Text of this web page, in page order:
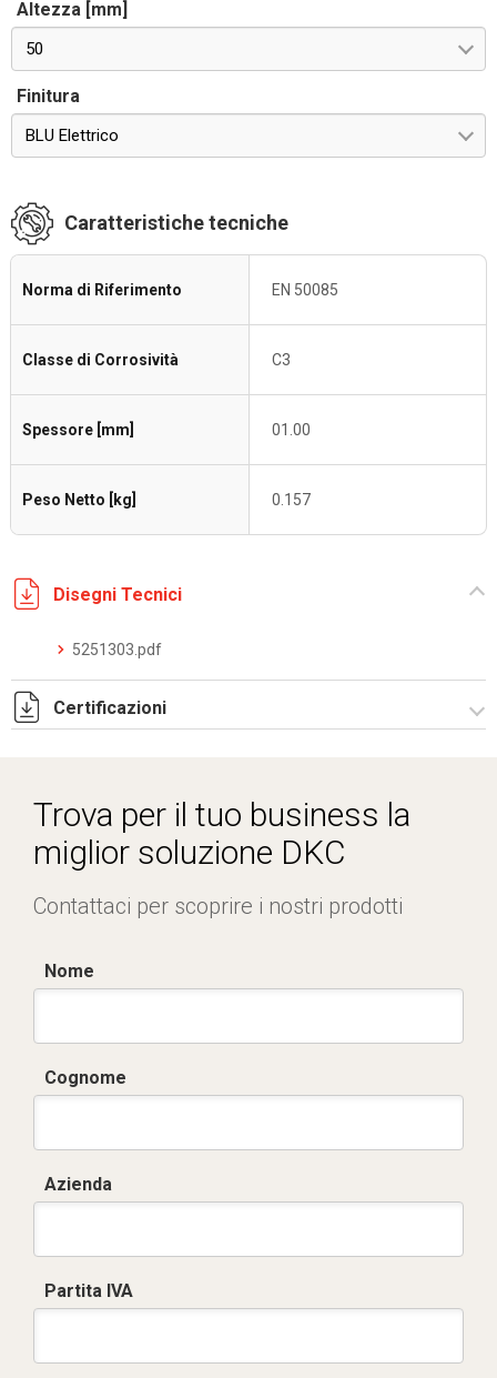
Altezza [mm]
50
Finitura
BLU Elettrico
Caratteristiche tecniche
Norma di Riferimento EN 50085
Classe di Corrosività C3
Spessore [mm] 01.00
Peso Netto [kg] 0.157
Disegni Tecnici
5251303.pdf
Certificazioni
Trova per il tuo business la
miglior soluzione DKC
Contattaci per scoprire i nostri prodotti
Nome
Cognome
Azienda
Partita IVA